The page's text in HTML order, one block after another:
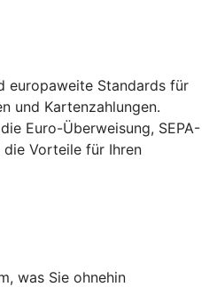
europaweite Standards für
und Kartenzahlungen.
Euro-Überweisung, SEPA-
die Vorteile für Ihren
was Sie ohnehin